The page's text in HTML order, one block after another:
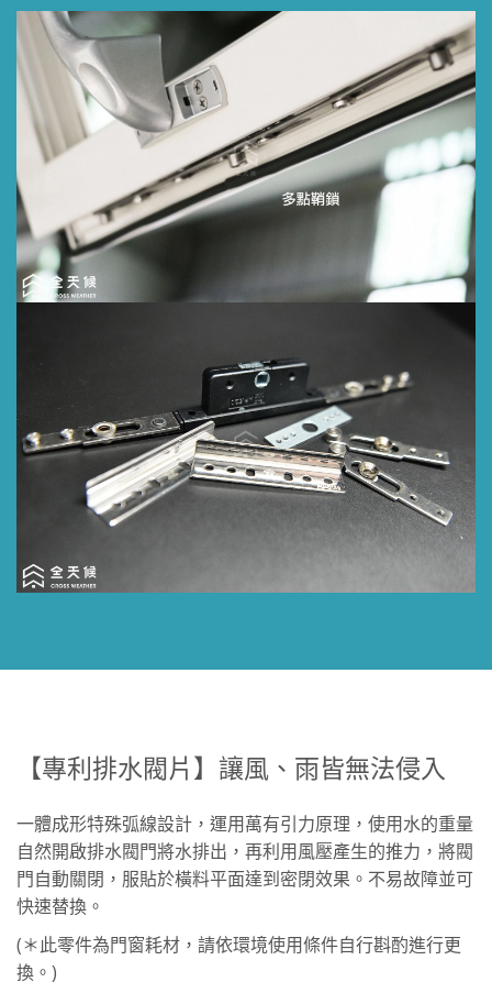
【專利排水閥片】讓風、雨皆無法侵入
一體成形特殊弧線設計，運用萬有引力原理，使用水的重量
自然開啟排水閥門將水排出，再利用風壓產生的推力，將閥
門自動關閉，服貼於橫料平面達到密閉效果。不易故障並可
快速替換。
(＊此零件為門窗耗材，請依環境使用條件自行斟酌進行更
換。)